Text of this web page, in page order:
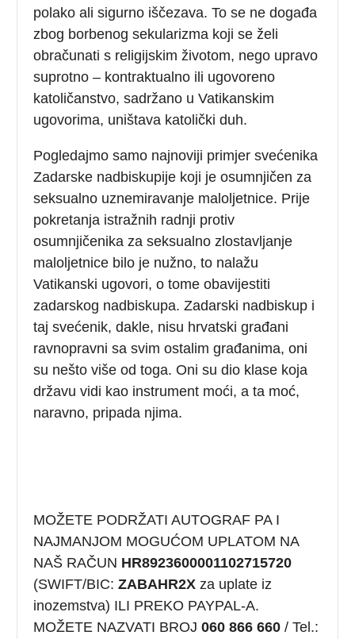
polako ali sigurno iščezava. To se ne događa
zbog borbenog sekularizma koji se želi
obračunati s religijskim životom, nego upravo
suprotno – kontraktualno ili ugovoreno
katoličanstvo, sadržano u Vatikanskim
ugovorima, uništava katolički duh.
Pogledajmo samo najnoviji primjer svećenika
Zadarske nadbiskupije koji je osumnjičen za
seksualno uznemiravanje maloljetnice. Prije
pokretanja istražnih radnji protiv
osumnjičenika za seksualno zlostavljanje
maloljetnice bilo je nužno, to nalažu
Vatikanski ugovori, o tome obavijestiti
zadarskog nadbiskupa. Zadarski nadbiskup i
taj svećenik, dakle, nisu hrvatski građani
ravnopravni sa svim ostalim građanima, oni
su nešto više od toga. Oni su dio klase koja
državu vidi kao instrument moći, a ta moć,
naravno, pripada njima.
MOŽETE PODRŽATI AUTOGRAF PA I
NAJMANJOM MOGUĆOM UPLATOM NA
NAŠ RAČUN HR8923600001102715720
(SWIFT/BIC: ZABAHR2X za uplate iz
inozemstva) ILI PREKO PAYPAL-A.
MOŽETE NAZVATI BROJ060 866 660 / Tel.: